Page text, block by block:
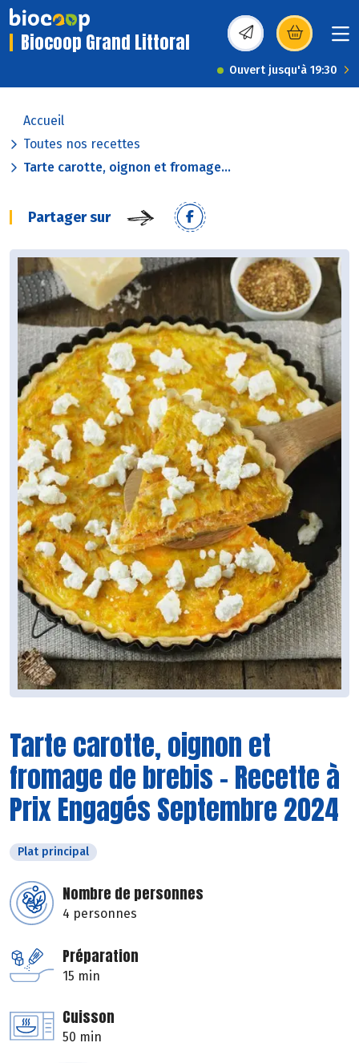
Biocoop Grand Littoral (s’ouvre dans une
Ouvert jusqu'à 19:30
Accueil
Toutes nos recettes
Tarte carotte, oignon et fromage...
Partager sur
Tarte carotte, oignon et
fromage de brebis - Recette à
Prix Engagés Septembre 2024
Plat principal
Nombre de personnes
4 personnes
Préparation
15 min
Cuisson
50 min